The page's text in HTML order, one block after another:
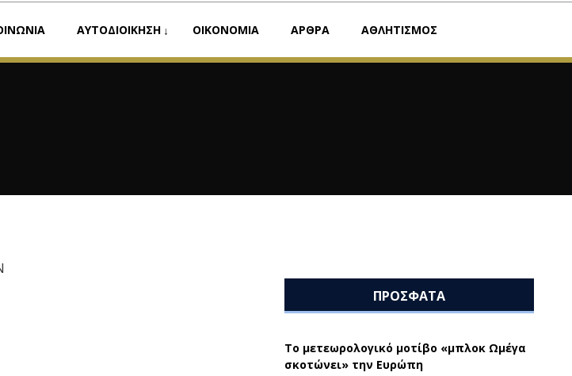
ΑΥΤΟΔΙΟΙΚΗΣΗ ΟΙΚΟΝΟΜΙΑ ΑΡΘΡΑ ΑΘΛΗΤΙΣΜΟΣ
ΠΡΟΣΦΑΤΑ
Το μετεωρολογικό μοτίβο «μπλοκ Ωμέγα
σκοτώνει» την Ευρώπη